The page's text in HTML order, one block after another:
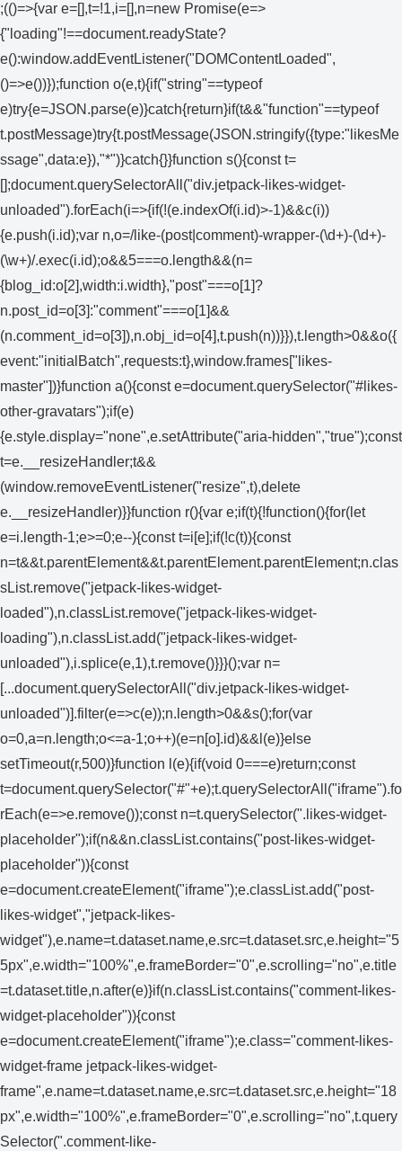
;(()=>{var e=[],t=!1,i=[],n=new Promise(e=>
{"loading"!==document.readyState?
e():window.addEventListener("DOMContentLoaded",
()=>e())});function o(e,t){if("string"==typeof
e)try{e=JSON.parse(e)}catch{return}if(t&&"function"==typeof
t.postMessage)try{t.postMessage(JSON.stringify({type:"likesMe
ssage",data:e}),"*")}catch{}}function s(){const t=
[];document.querySelectorAll("div.jetpack-likes-widget-
unloaded").forEach(i=>{if(!(e.indexOf(i.id)>-1)&&c(i))
{e.push(i.id);var n,o=/like-(post|comment)-wrapper-(\d+)-(\d+)-
(\w+)/.exec(i.id);o&&5===o.length&&(n=
{blog_id:o[2],width:i.width},"post"===o[1]?
n.post_id=o[3]:"comment"===o[1]&&
(n.comment_id=o[3]),n.obj_id=o[4],t.push(n))}}),t.length>0&&o({
event:"initialBatch",requests:t},window.frames["likes-
master"])}function a(){const e=document.querySelector("#likes-
other-gravatars");if(e)
{e.style.display="none",e.setAttribute("aria-hidden","true");const
t=e.__resizeHandler;t&&
(window.removeEventListener("resize",t),delete
e.__resizeHandler)}}function r(){var e;if(t){!function(){for(let
e=i.length-1;e>=0;e--){const t=i[e];if(!c(t)){const
n=t&&t.parentElement&&t.parentElement.parentElement;n.clas
sList.remove("jetpack-likes-widget-
loaded"),n.classList.remove("jetpack-likes-widget-
loading"),n.classList.add("jetpack-likes-widget-
unloaded"),i.splice(e,1),t.remove()}}}();var n=
[...document.querySelectorAll("div.jetpack-likes-widget-
unloaded")].filter(e=>c(e));n.length>0&&s();for(var
o=0,a=n.length;o<=a-1;o++)(e=n[o].id)&&l(e)}else
setTimeout(r,500)}function l(e){if(void 0===e)return;const
t=document.querySelector("#"+e);t.querySelectorAll("iframe").fo
rEach(e=>e.remove());const n=t.querySelector(".likes-widget-
placeholder");if(n&&n.classList.contains("post-likes-widget-
placeholder")){const
e=document.createElement("iframe");e.classList.add("post-
likes-widget","jetpack-likes-
widget"),e.name=t.dataset.name,e.src=t.dataset.src,e.height="5
5px",e.width="100%",e.frameBorder="0",e.scrolling="no",e.title
=t.dataset.title,n.after(e)}if(n.classList.contains("comment-likes-
widget-placeholder")){const
e=document.createElement("iframe");e.class="comment-likes-
widget-frame jetpack-likes-widget-
frame",e.name=t.dataset.name,e.src=t.dataset.src,e.height="18
px",e.width="100%",e.frameBorder="0",e.scrolling="no",t.query
Selector(".comment-like-